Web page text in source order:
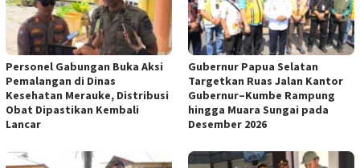
Personel Gabungan Buka Aksi
Pemalangan di Dinas
Kesehatan Merauke, Distribusi
Obat Dipastikan Kembali
Lancar
Gubernur Papua Selatan
Targetkan Ruas Jalan Kantor
Gubernur–Kumbe Rampung
hingga Muara Sungai pada
Desember 2026